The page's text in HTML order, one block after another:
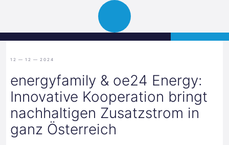
Graz
Open
12 — 12 — 2024
energyfamily & oe24 Energy:
Innovative Kooperation bringt
nachhaltigen Zusatzstrom in
ganz Österreich